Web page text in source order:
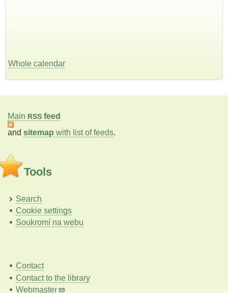
Whole calendar
Main RSS feed
and sitemap with list of feeds.
Tools
Search
Cookie settings
Soukromí na webu
Contact
Contact to the library
Webmaster